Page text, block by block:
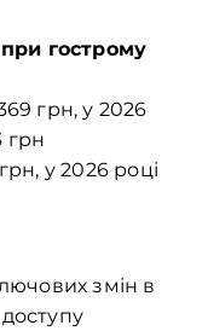
гострому
грн, у 2026
грн
у 2026 році
змін в